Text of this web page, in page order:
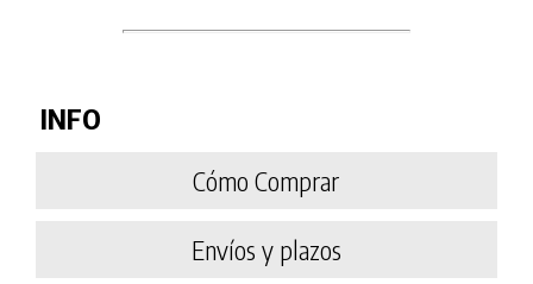
INFO
Cómo Comprar
Envíos y plazos